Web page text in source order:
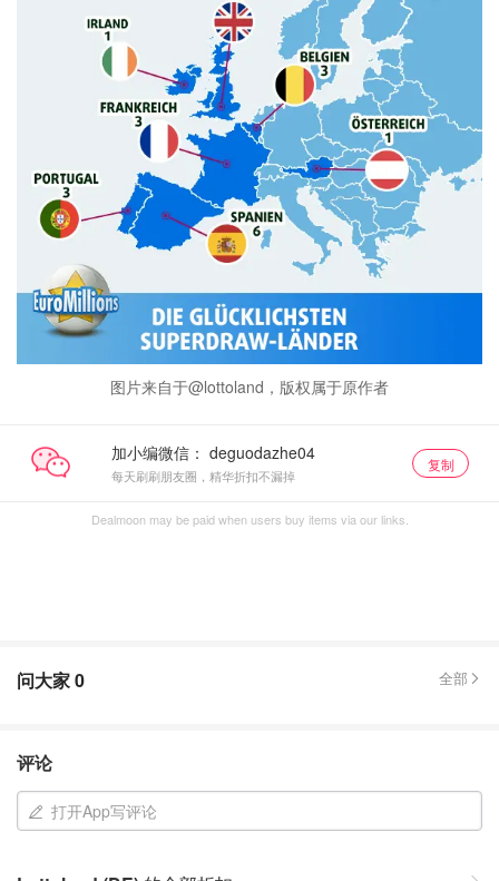
图片来自于@lottoland，版权属于原作者
加小编微信：
每天刷刷朋友圈，精华折扣不漏掉
复制
Dealmoon may be paid when users buy items via our links.
问大家0 全部
评论
打开App写评论